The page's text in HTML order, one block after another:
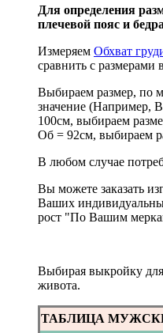
Для определения
плечевой пояс и бедра
Измеряем Обхват
сравнить с размерами
Выбираем размер, по
значение (Например,
100см, выбираем
Об = 92см, выбираем
В любом случае
Вы можете заказать
Ваших
рост "По Вашим
Выбирая выкройку
живота.
ТАБЛИЦА